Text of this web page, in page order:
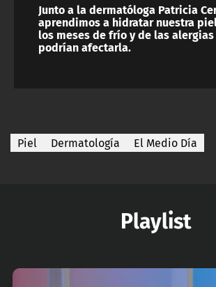
Junto a la dermatóloga Patricia
aprendimos a hidratar nuestra
los meses de frío y de las
podrían afectarla.
Piel Dermatología El Medio Día
Playlist